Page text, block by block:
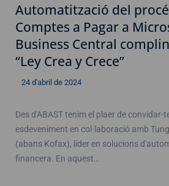
Automatització del
Comptes a Pagar a
Business Central
“Ley Crea y Crece”
24 d'abril de 2024
Des d'ABAST tenim el plaer de convidar-
esdeveniment en col·laboració amb
(abans Kofax), líder en solucions
financera. En aquest…